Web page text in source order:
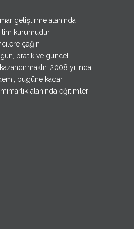
geliştirme alanında
kurumudur.
çağın
pratik ve güncel
2008 yılında
bugüne kadar
alanında eğitimler